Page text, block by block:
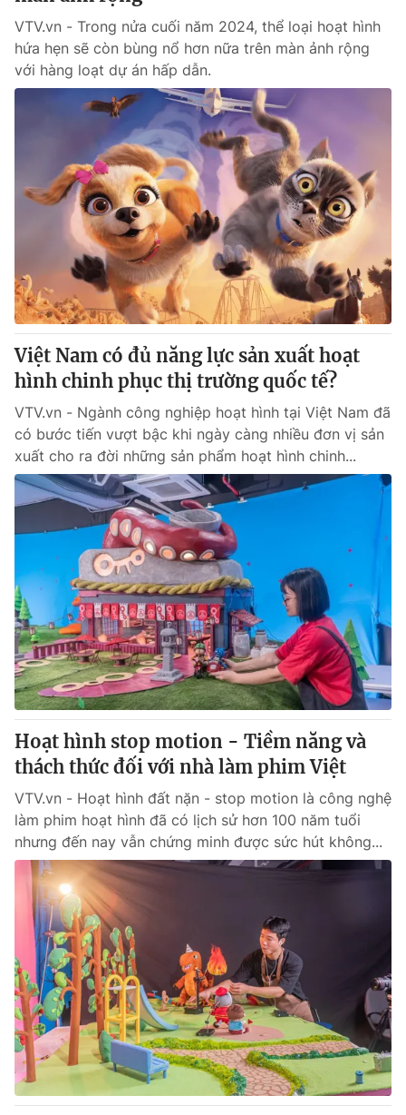
VTV.vn - Trong nửa cuối năm 2024, thể loại hoạt hình
hứa hẹn sẽ còn bùng nổ hơn nữa trên màn ảnh rộng
với hàng loạt dự án hấp dẫn.
Việt Nam có đủ năng lực sản xuất hoạt
hình chinh phục thị trường quốc tế?
VTV.vn - Ngành công nghiệp hoạt hình tại Việt Nam đã
có bước tiến vượt bậc khi ngày càng nhiều đơn vị sản
xuất cho ra đời những sản phẩm hoạt hình chinh...
Hoạt hình stop motion - Tiềm năng và
thách thức đối với nhà làm phim Việt
VTV.vn - Hoạt hình đất nặn - stop motion là công nghệ
làm phim hoạt hình đã có lịch sử hơn 100 năm tuổi
nhưng đến nay vẫn chứng minh được sức hút không...